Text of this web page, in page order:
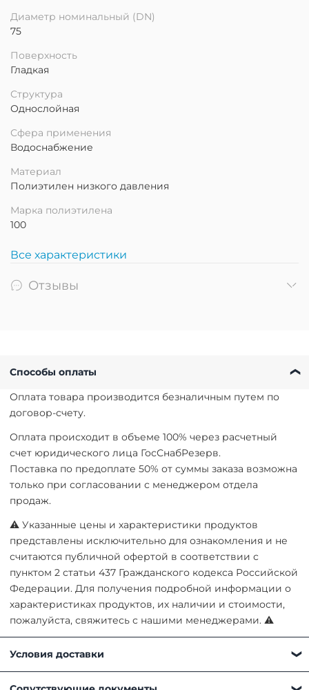
Диаметр номинальный (DN)
75
Поверхность
Гладкая
Структура
Однослойная
Сфера применения
Водоснабжение
Материал
Полиэтилен низкого давления
Марка полиэтилена
100
Все характеристики
Отзывы
Способы оплаты
Оплата товара производится безналичным путем по
договор-счету.
Оплата происходит в объеме 100% через расчетный
счет юридического лица ГосСнабРезерв.
Поставка по предоплате 50% от суммы заказа возможна
только при согласовании с менеджером отдела
продаж.
⚠ Указанные цены и характеристики продуктов
представлены исключительно для ознакомления и не
считаются публичной офертой в соответствии с
пунктом 2 статьи 437 Гражданского кодекса Российской
Федерации. Для получения подробной информации о
характеристиках продуктов, их наличии и стоимости,
пожалуйста, свяжитесь с нашими менеджерами. ⚠
Условия доставки